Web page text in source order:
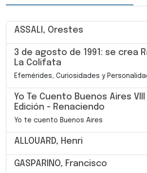
ASSALI, Orestes
3 de agosto de 1991: se crea
La Colifata
Efemérides, Curiosidades y
Yo Te Cuento Buenos Aires VIII
Edición - Renaciendo
Yo te cuento Buenos Aires
ALLOUARD, Henri
GASPARINO, Francisco